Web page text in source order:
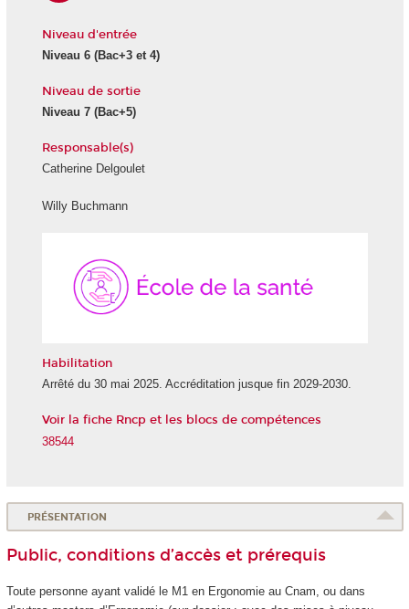
Niveau d'entrée
Niveau 6(Bac+3 et 4)
Niveau de sortie
Niveau 7(Bac+5)
Responsable(s)
Catherine Delgoulet
Willy Buchmann
Habilitation
Arrêté du 30 mai 2025. Accréditation jusque fin 2029-2030.
Voir la fiche Rncp et les blocs de compétences
38544
PRÉSENTATION
Public, conditions d’accès et prérequis
Toute personne ayant validé le M1 en Ergonomie au Cnam, ou dans